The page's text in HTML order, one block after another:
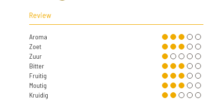
Review
Aroma
Zoet
Zuur
Bitter
Fruitig
Moutig
Kruidig